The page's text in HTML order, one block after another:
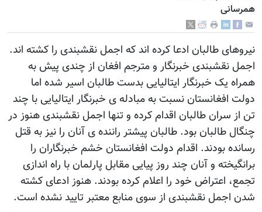
همرسانی
نيروهای طالبان ادعا کرده اند که اجمل نقشبندی را کشته اند.
اجمل نقشبندی خبرنگار و مترجم افغان از چندی پيش به
همراه يک خبرنگار ايتاليايی بدست طالبان اسير شده اما
دولت افغانستان نسبت به مبادله ی خبرنگار ايتاليايی با چند
تن از سران طالبان اقدام کرده و تنها اجمل نقشبندی هنوز در
چنگال طالبان بود. طالبان پيشتر راننده ی آنان را نيز به قتل
رسانده بودند. اقدام دولت افغانستان خشم خبرنگاران را
برانگيخته و آنان چند روز پيايی مقابل پارلمان با راه اندازی
تجمع، اعتراض خود را اعلام کرده بودند. هنوز ادعای کشته
شدن اجمل نقشبندی از سوی منابع معتبر تاييد نشده است.